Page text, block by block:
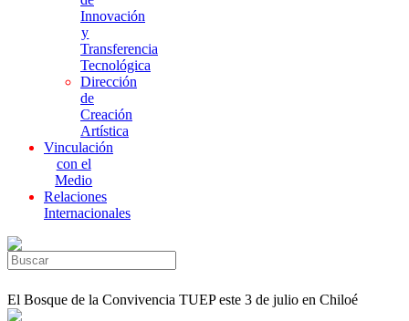
Innovación
y
Transferencia
Tecnológica
Dirección
de
Creación
Artística
Vinculación
con el
Medio
Relaciones
Internacionales
El Bosque de la Convivencia TUEP este 3 de julio en Chiloé